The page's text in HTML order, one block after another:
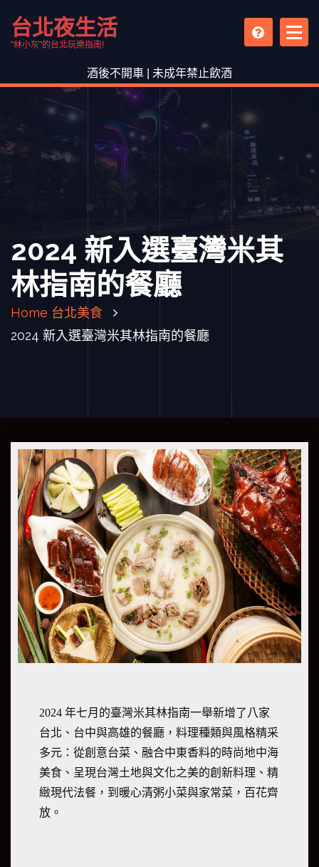
n
n
台北夜生活
"林小灰"的台北玩樂指南!
酒後不開車 | 未成年禁止飲酒
2024 新入選臺灣米其
林指南的餐廳
Home 台北美食
2024 新入選臺灣米其林指南的餐廳
2024 年七月的臺灣米其林指南一舉新增了八家
台北、台中與高雄的餐廳，料理種類與風格精采
多元：從創意台菜、融合中東香料的時尚地中海
美食、呈現台灣土地與文化之美的創新料理、精
緻現代法餐，到暖心清粥小菜與家常菜，百花齊
放。